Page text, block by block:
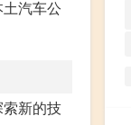
汽车公
新的技